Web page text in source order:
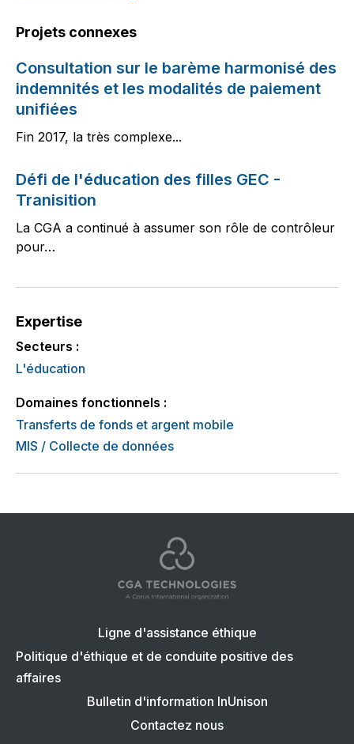
Projets connexes
Consultation sur le barème harmonisé des
indemnités et les modalités de paiement
unifiées
Fin 2017, la très complexe...
Défi de l'éducation des filles GEC -
Tranisition
La CGA a continué à assumer son rôle de contrôleur
pour…
Expertise
Secteurs :
L'éducation
Domaines fonctionnels :
Transferts de fonds et argent mobile
MIS / Collecte de données
Navigation
en
bas
Ligne d'assistance éthique
Politique d'éthique et de conduite positive des
affaires
Bulletin d'information InUnison
Contactez nous